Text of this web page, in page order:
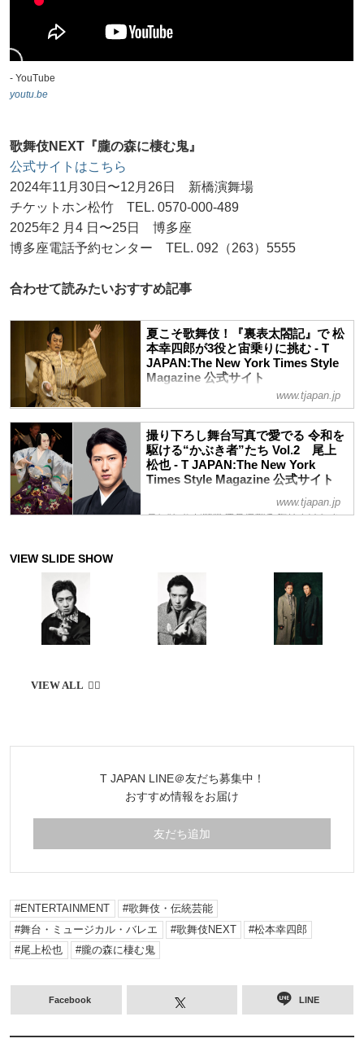
- YouTube
youtu.be
歌舞伎NEXT『朧の森に棲む鬼』
公式サイトはこちら
2024年11月30日〜12月26日 新橋演舞場
チケットホン松竹 TEL. 0570-000-489
2025年2 月4 日〜25日 博多座
博多座電話予約センター TEL. 092（263）5555
合わせて読みたいおすすめ記事
夏こそ歌舞伎！『裏表太閤記』で 松
本幸四郎が3役と宙乗りに挑む - T
JAPAN:The New York Times Style
Magazine 公式サイト
七月大歌舞伎の夜の部は『裏表太閤記』が
臣秀吉、鈴木喜多頭重成、そして天界の孫
悟空の３役を演じる松本幸四郎さんは、早
替りあり、宙乗りありの大活躍。歌舞伎の
魅力がたっぷり詰まった本作の見どころを
語っていただいた。撮り下ろしの舞台写真
とともにお届けする
www.tjapan.jp
撮り下ろし舞台写真で愛でる 令和を
駆ける“かぶき者”たち Vol.2 尾上
松也 - T JAPAN:The New York
Times Style Magazine 公式サイト
江戸時代の初期に“傾奇者（かぶきも
の）”たちが歌舞伎の原型を創り上げたよ
での美しい姿を切り取った撮り下ろし写真
とともにお届けする。ナビゲーターは歌舞
伎案内人、山下シオン
www.tjapan.jp
T JAPAN LINE＠友だち募集中！
おすすめ情報をお届け
友だち追加
ENTERTAINMENT
歌舞伎・伝統芸能
舞台・ミュージカル・バレエ
歌舞伎NEXT
松本幸四郎
尾上松也
朧の森に棲む鬼
Facebook LINE